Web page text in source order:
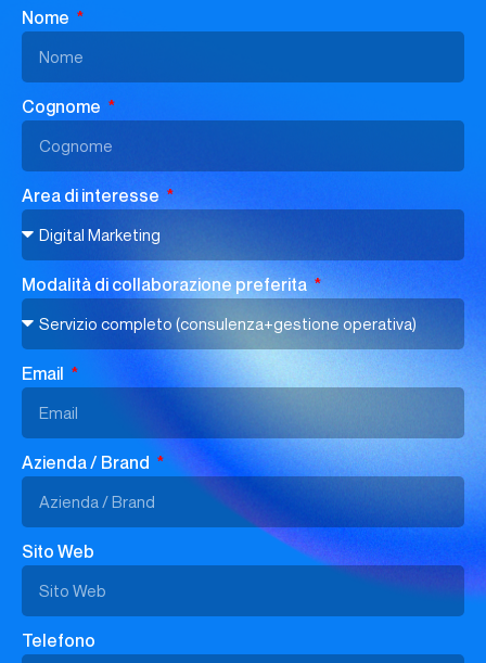
Nome
Cognome
Area di interesse
Modalità di collaborazione preferita
Email
Azienda / Brand
Sito Web
Telefono